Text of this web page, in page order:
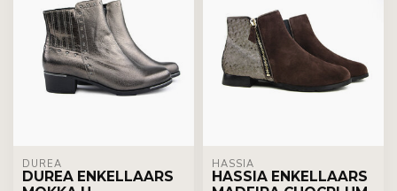
DUREA
DUREA ENKELLAARS
HASSIA
HASSIA ENKELLAARS